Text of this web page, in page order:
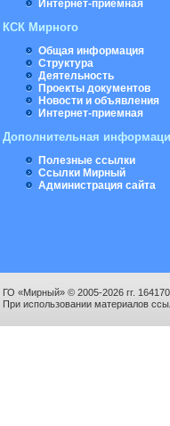
Интернет-приемная
КСК Мирного
Общая информация
Структура
Деятельность
Проекты документов
Новости и объявления
Интернет-приемная
Дополнительная
Полезные ссылки
Ссылки Мирный
Администрация сайта
ГО «Мирный» © 2005-2026 гг.
При использовании материалов